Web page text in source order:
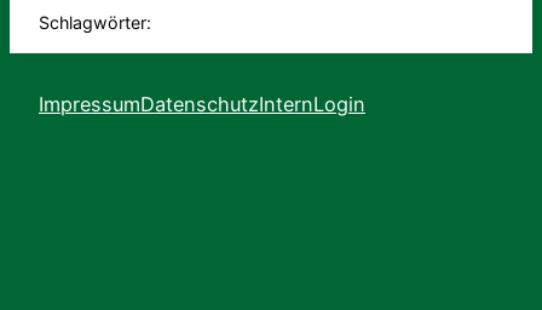
Schlagwörter:
ImpressumDatenschutzInternLogin